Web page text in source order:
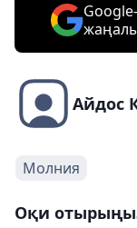
Айдос
Молния
Оқи